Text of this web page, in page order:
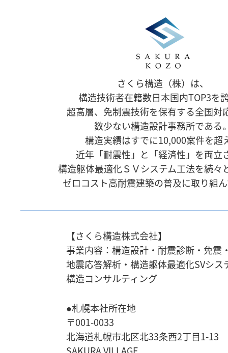
さくら構造（株）は、
構造技術者在籍数日本国内TOP3を
超高層、免制震技術を保有する全国対
数少ない構造設計事務所である
構造実績はすでに10,000案件を超
近年「耐震性」と「経済性」を両立
構造躯体最適化ＳＶシステム工法を続々
ゼロコスト高耐震建築の普及に取り組
【さくら構造株式会社】
事業内容：構造設計・耐震診断・免震
地震応答解析・ 構造躯体最適化SVシス
構造コンサルティング
●札幌本社所在地
〒001-0033
北海道札幌市北区北33条西2丁目1-13